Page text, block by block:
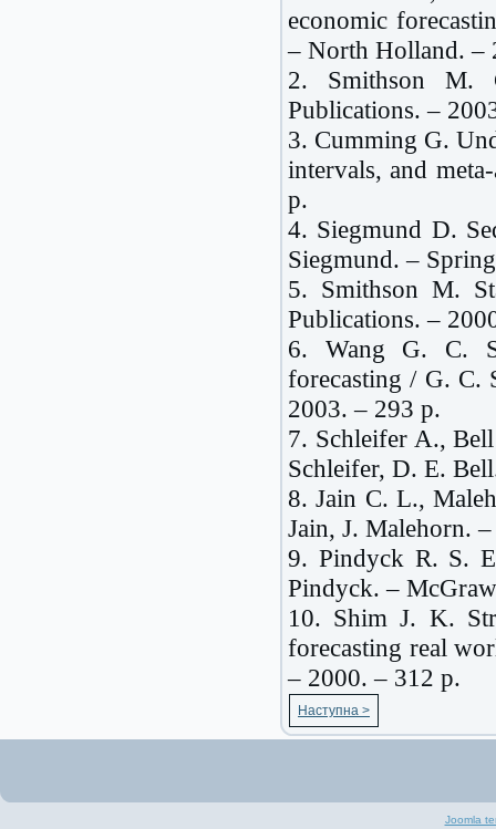
economic
– North Holland. –
2. Smithson M.
Publications. –
3. Cumming G.
intervals, and
p.
4. Siegmund D.
Siegmund. –
5. Smithson M.
Publications. –
6. Wang G. C.
forecasting / G. C.
2003. – 293 p.
7. Schleifer A.,
Schleifer, D. E.
8. Jain C. L.,
Jain, J. Malehorn.
9. Pindyck R. S.
Pindyck. –
10. Shim J. K.
forecasting real
– 2000. – 312 p.
Наступна >
Joomla